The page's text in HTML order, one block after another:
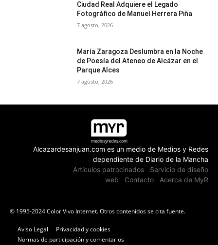
Ciudad Real Adquiere el Legado
Fotográfico de Manuel Herrera Piña
7 agosto, 2026
María Zaragoza Deslumbra en la Noche
de Poesía del Ateneo de Alcázar en el
Parque Alces
7 agosto, 2026
Alcazardesanjuan.com es un medio de Medios y Redes
dependiente de Diario de la Mancha
Artículos patrocinados
Servicio de diseño
web
Contacto Acerca de MyR
© 1995-2024 Color Vivo Internet. Otros contenidos se cita fuente.
Aviso Legal
Privacidad y cookies
Normas de participación y comentarios